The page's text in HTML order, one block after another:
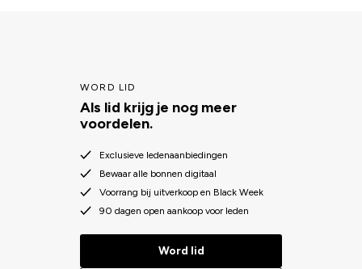
WORD LID
Als lid krijg je nog meer
voordelen.
Exclusieve ledenaanbiedingen
Bewaar alle bonnen digitaal
Voorrang bij uitverkoop en Black Week
90 dagen open aankoop voor leden
Word lid